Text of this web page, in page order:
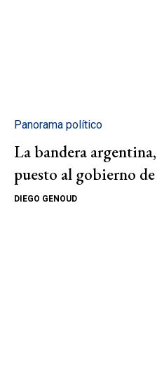
Panorama político
La bandera
puesto al gobierno
DIEGO GENOUD